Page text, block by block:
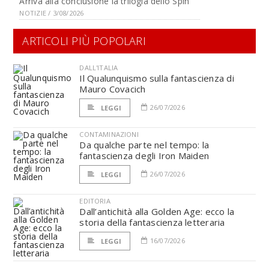
NOTIZIE / 3/08/2026
ARTICOLI PIÙ POPOLARI
DALL'ITALIA
Il Qualunquismo sulla fantascienza di
Mauro Covacich
LEGGI 26/07/2026
CONTAMINAZIONI
Da qualche parte nel tempo: la
fantascienza degli Iron Maiden
LEGGI 26/07/2026
EDITORIA
Dall’antichità alla Golden Age: ecco la
storia della fantascienza letteraria
LEGGI 16/07/2026